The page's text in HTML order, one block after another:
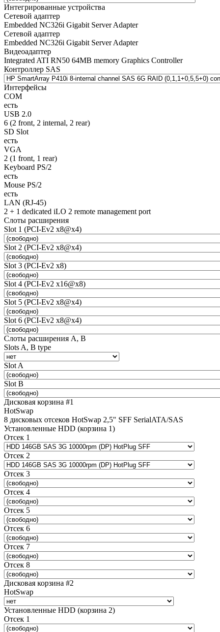
Интегрированные устройства
Сетевой адаптер
Embedded NC326i Gigabit Server Adapter
Сетевой адаптер
Embedded NC326i Gigabit Server Adapter
Видеоадаптер
Integrated ATI RN50 64MB memory Graphics Controller
Контроллер SAS
Интерфейсы
COM
есть
USB 2.0
6 (2 front, 2 internal, 2 rear)
SD Slot
есть
VGA
2 (1 front, 1 rear)
Keyboard PS/2
есть
Mouse PS/2
есть
LAN (RJ-45)
2 + 1 dedicated iLO 2 remote management port
Слоты расширения
Slot 1 (PCI-Ev2 x8@x4)
Slot 2 (PCI-Ev2 x8@x4)
Slot 3 (PCI-Ev2 x8)
Slot 4 (PCI-Ev2 x16@x8)
Slot 5 (PCI-Ev2 x8@x4)
Slot 6 (PCI-Ev2 x8@x4)
Слоты расширения A, B
Slots A, B type
Slot A
Slot B
Дисковая корзина #1
HotSwap
8 дисковых отсеков HotSwap 2,5" SFF SerialATA/SAS
Установленные HDD (корзина 1)
Отсек 1
Отсек 2
Отсек 3
Отсек 4
Отсек 5
Отсек 6
Отсек 7
Отсек 8
Дисковая корзина #2
HotSwap
Установленные HDD (корзина 2)
Отсек 1